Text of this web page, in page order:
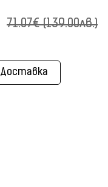
71.07€ (139.00лв.)
Доставка